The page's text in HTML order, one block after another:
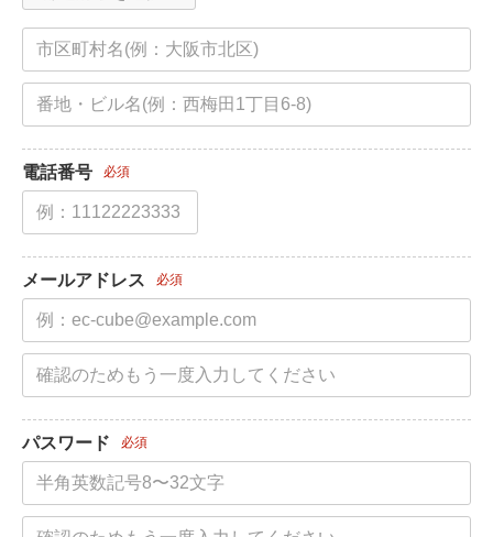
電話番号 必須
メールアドレス 必須
パスワード 必須